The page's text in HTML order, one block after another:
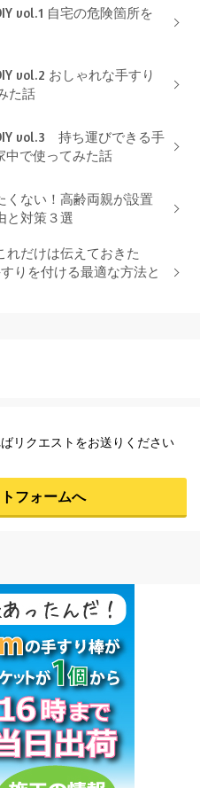
vol.1 自宅の危険箇所を
vol.2 おしゃれな手すり
た話
vol.3 持ち運びできる手
中で使ってみた話
くない！高齢両親が設置
と対策３選
れだけは伝えておきた
りを付ける最適な方法と
リクエストをお送りください
フォームへ